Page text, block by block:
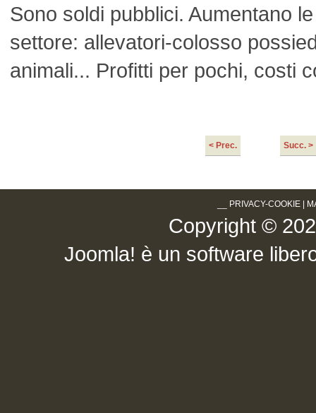
Sono soldi pubblici. Aumentano
settore: allevatori-colosso
animali... Profitti per pochi, costi
< Prec. Succ. >
PRIVACY-COOKIE
Copyright ©
Joomla! è un software